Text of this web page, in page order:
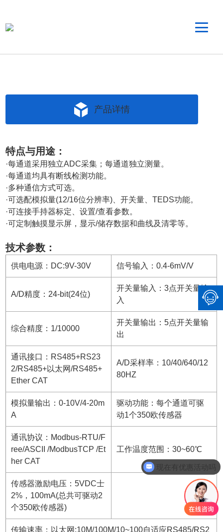
产品详情
特点与用途：
·每通道采用独立ADC采集；每通道独立测量。
·每通道均具有断线检测功能。
·多种通信方式可选。
·可选配模拟量(12/16位分辨率)、开关量、TEDS功能。
·可连接手持器标定、设置/查看参数。
·可定制触摸显示屏，显示/储存数据和曲线及清零等。
技术参数：
供电电源：DC:9V-30V 信号输入：0.4-6mV/V
A/D精度：24-bit(24位)
开关量输入：3点开关量输
入
综合精度：1/10000
开关量输出：5点开关量输
出
通讯接口：RS485+RS23
2/RS485+以太网/RS485+
Ether CAT
A/D采样率：10/40/640/12
80HZ
模拟量输出：0-10V/4-20m
A
驱动功能：每个通道可驱
动1个350欧传感器
通讯协议：Modbus-RTU/F
ree/ASCII /ModbusTCP /Et
her CAT
工作温度范围：30~60℃
传感器激励电压：5VDC士
2%，100mA(总共可驱动2
个350欧传感器)
传输速率：以太网:10M/100M/10~100自适应RS485/RS2
现在有优惠活动吗